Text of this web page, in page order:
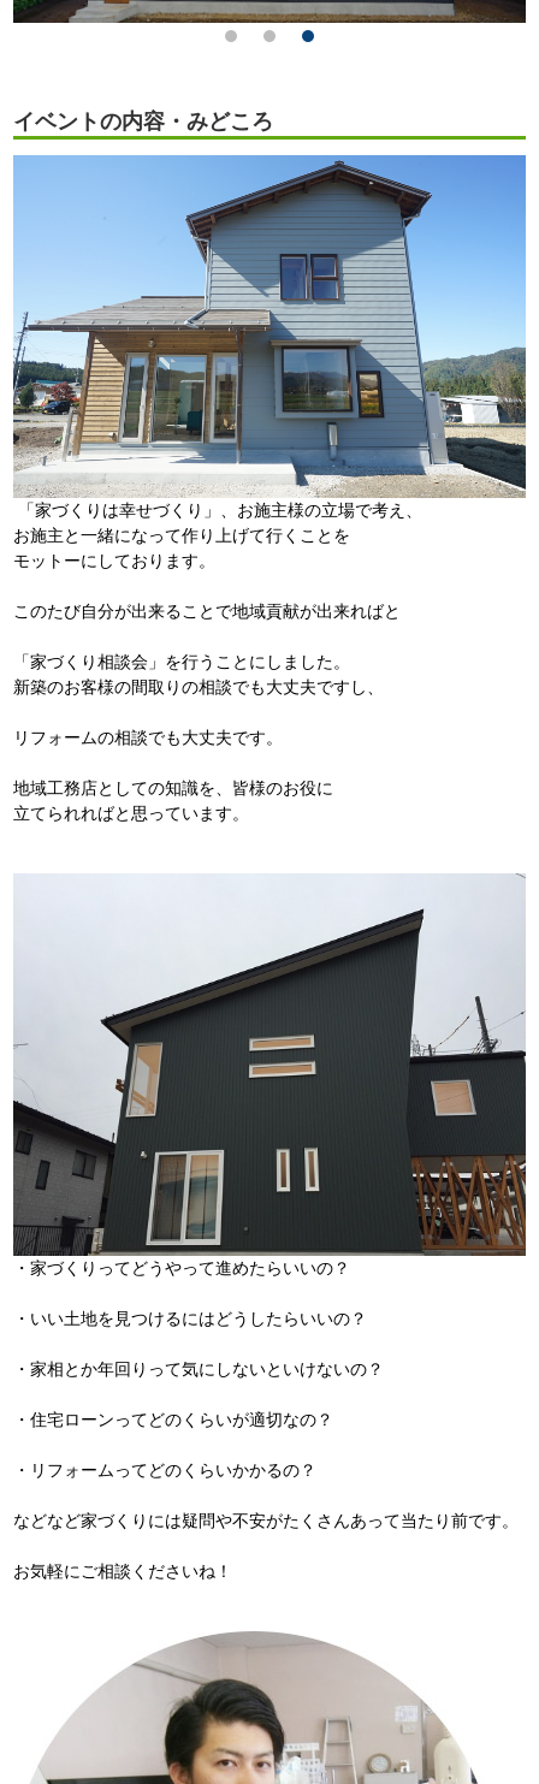
イベントの内容・みどころ
「家づくりは幸せづくり」、お施主様の立場で考え、
お施主と一緒になって作り上げて行くことを
モットーにしております。
このたび自分が出来ることで地域貢献が出来ればと
「家づくり相談会」を行うことにしました。
新築のお客様の間取りの相談でも大丈夫ですし、
リフォームの相談でも大丈夫です。
地域工務店としての知識を、皆様のお役に
立てられればと思っています。
・家づくりってどうやって進めたらいいの？
・いい土地を見つけるにはどうしたらいいの？
・家相とか年回りって気にしないといけないの？
・住宅ローンってどのくらいが適切なの？
・リフォームってどのくらいかかるの？
などなど家づくりには疑問や不安がたくさんあって当たり前です。
お気軽にご相談くださいね！